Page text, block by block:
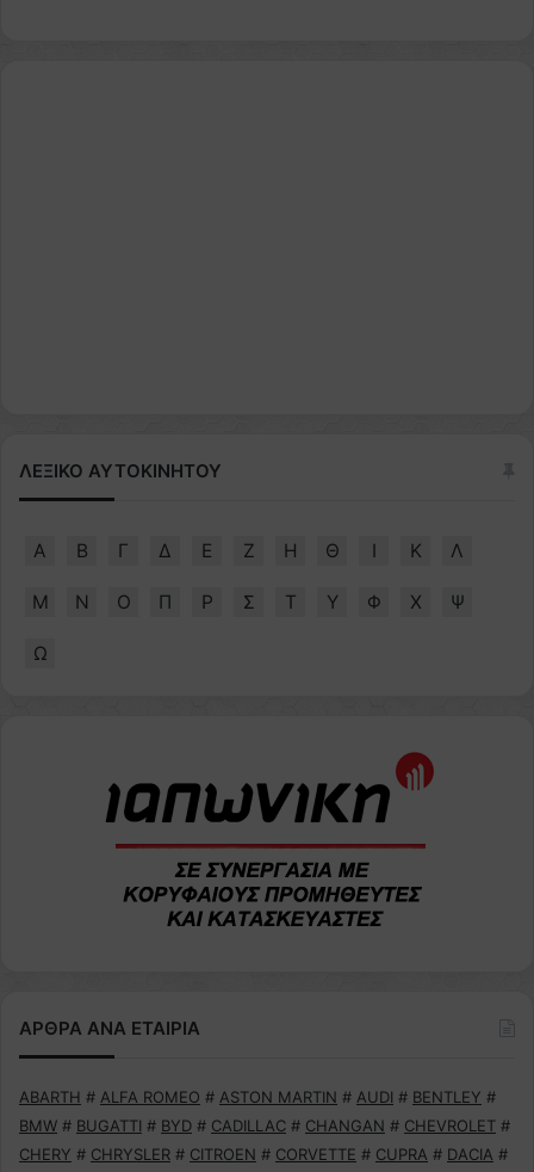
ΛΕΞΙΚΟ ΑΥΤΟΚΙΝΗΤΟΥ
Α Β Γ Δ Ε Ζ Η Θ Ι Κ Λ
Μ Ν Ο Π Ρ Σ Τ Υ Φ Χ Ψ
Ω
ΑΡΘΡΑ ΑΝΑ ΕΤΑΙΡΙΑ
ABARTH # ALFA ROMEO # ASTON MARTIN # AUDI # BENTLEY #
BMW # BUGATTI # BYD # CADILLAC # CHANGAN # CHEVROLET #
CHERY # CHRYSLER # CITROEN # CORVETTE # CUPRA # DACIA #